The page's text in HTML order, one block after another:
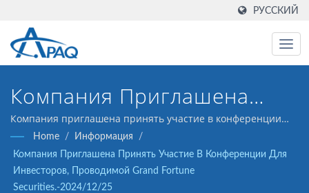
РУССКИЙ
Компания Приглашена
Принять Участие В
Конференции Для
Инвесторов, Проводимой
Компания приглашена принять участие в конференции
для инвесторов, проводимой Grand Fortune
Securities.-2024/12/25
Home / Информация
/
Компания Приглашена Принять Участие В Конференции Для
Инвесторов, Проводимой Grand Fortune
Securities.-2024/12/25